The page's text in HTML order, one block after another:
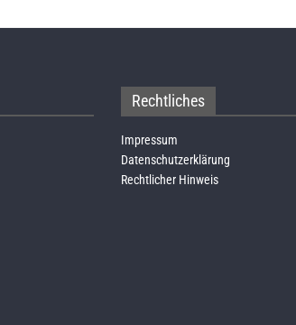
Rechtliches
Impressum
Datenschutzerklärung
Rechtlicher Hinweis